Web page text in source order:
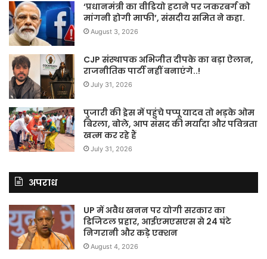
‘प्रधानमंत्री का वीडियो हटाने पर जकरबर्ग को
मांगनी होगी माफी’, संसदीय समित ने कहा.
August 3, 2026
CJP संस्थापक अभिजीत दीपके का बड़ा ऐलान,
राजनीतिक पार्टी नहीं बनाएंगे..!
July 31, 2026
पुजारी की ड्रेस में पहुंचे पप्पू यादव तो भड़के ओम
बिरला, बोले, आप संसद की मर्यादा और पवित्रता
खत्म कर रहे हैं
July 31, 2026
अपराध
UP में अवैध खनन पर योगी सरकार का
डिजिटल प्रहार, आईएमएसएस से 24 घंटे
निगरानी और कड़े एक्शन
August 4, 2026